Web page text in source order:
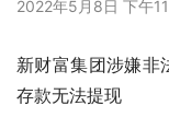
2022年5月8日 下午
新财富集团涉嫌非
存款无法提现